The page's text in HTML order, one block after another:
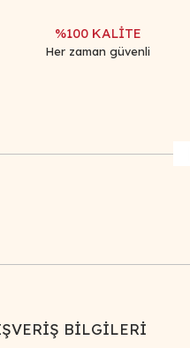
%100 KALİTE
Her zaman güvenli
BİLGİLERİ